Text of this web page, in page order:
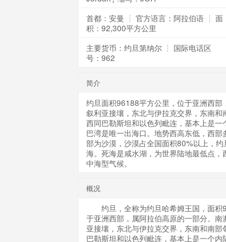
首都：安曼 ┆ 官方语言：阿拉伯语 ┆ 面
积：92,300平方公里
主要货币：约旦第纳尔 ┆ 国际电话区
号：962
简介
约旦面积96188平方公里，位于亚洲西部
叙利亚接壤，东北与伊拉克交界，东南和
西同巴勒斯坦和以色列毗连，基本上是一
巴湾是唯一出海口。地势西高东低，西
部为沙漠，沙漠占全国面积80%以上，
海。死海是咸水湖，为世界陆地最低点，
中海型气候。
概况
约旦，全称为约旦哈希姆王国，面积
于亚洲西部，属阿拉伯高原的一部分。南
亚接壤，东北与伊拉克交界，东南和南
巴勒斯坦和以色列毗连，基本上是一个